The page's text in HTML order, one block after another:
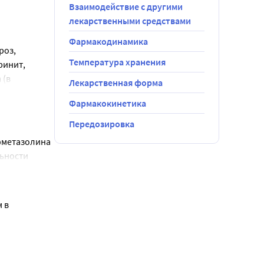
(в
пузыря;
к
с
глаза
в
Взаимодействие с другими
лекарственными средствами
Фармакодинамика
Температура хранения
Лекарственная форма
Фармакокинетика
Передозировка